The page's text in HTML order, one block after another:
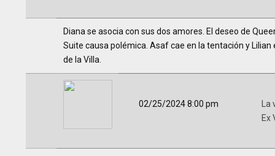
Diana se asocia con sus dos amores. El deseo de
Suite causa polémica. Asaf cae en la tentación y
de la Villa.
02/25/2024 8:00 pm
Ex